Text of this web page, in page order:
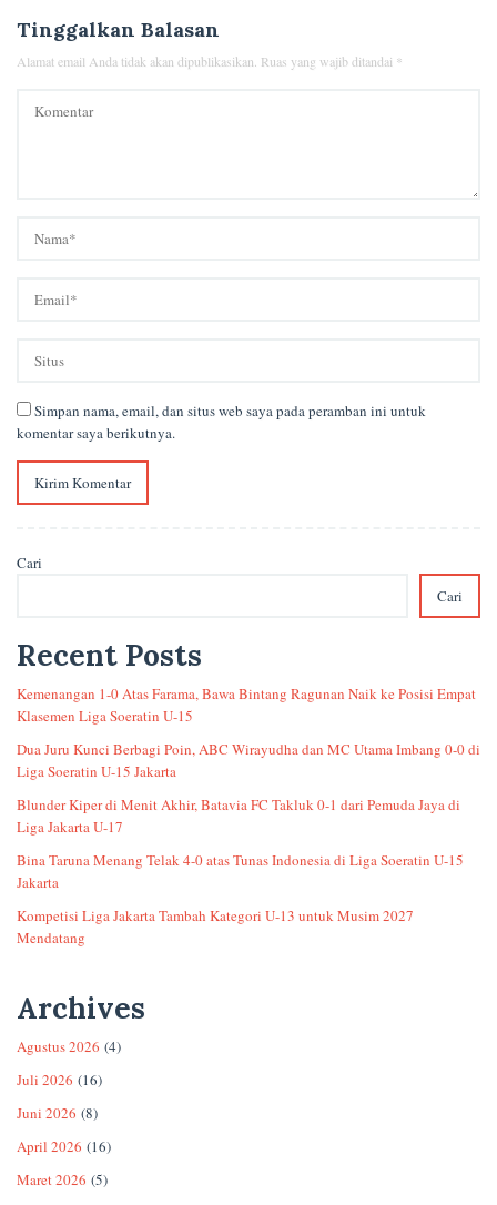
Tinggalkan Balasan
Alamat email Anda tidak akan dipublikasikan. Ruas yang wajib ditandai *
Simpan nama, email, dan situs web saya pada peramban ini untuk
komentar saya berikutnya.
Cari
Cari
Recent Posts
Kemenangan 1-0 Atas Farama, Bawa Bintang Ragunan Naik ke Posisi Empat
Klasemen Liga Soeratin U-15
Dua Juru Kunci Berbagi Poin, ABC Wirayudha dan MC Utama Imbang 0-0 di
Liga Soeratin U-15 Jakarta
Blunder Kiper di Menit Akhir, Batavia FC Takluk 0-1 dari Pemuda Jaya di
Liga Jakarta U-17
Bina Taruna Menang Telak 4-0 atas Tunas Indonesia di Liga Soeratin U-15
Jakarta
Kompetisi Liga Jakarta Tambah Kategori U-13 untuk Musim 2027
Mendatang
Archives
Agustus 2026 (4)
Juli 2026 (16)
Juni 2026 (8)
April 2026 (16)
Maret 2026 (5)